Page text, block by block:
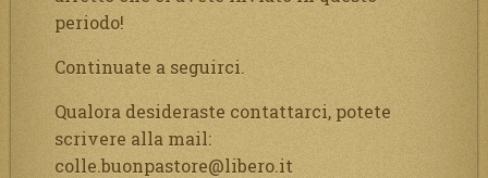
periodo!
Continuate a seguirci.
Qualora desideraste contattarci, potete
scrivere alla mail:
colle.buonpastore@libero.it